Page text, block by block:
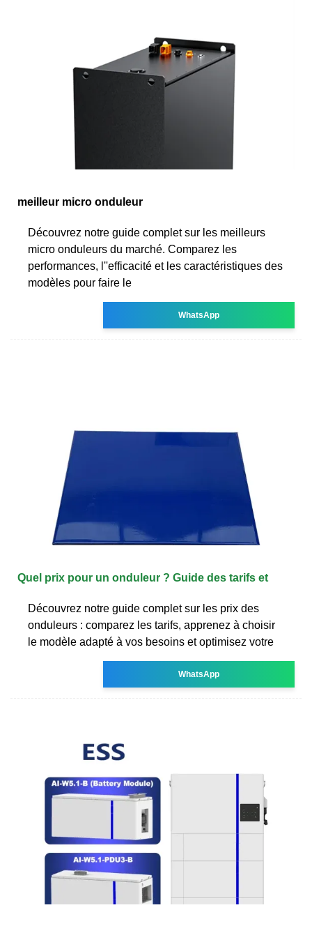
meilleur micro onduleur
Découvrez notre guide complet sur les meilleurs
micro onduleurs du marché. Comparez les
performances, l''efficacité et les caractéristiques des
modèles pour faire le
WhatsApp
Quel prix pour un onduleur ? Guide des tarifs et
Découvrez notre guide complet sur les prix des
onduleurs : comparez les tarifs, apprenez à choisir
le modèle adapté à vos besoins et optimisez votre
WhatsApp